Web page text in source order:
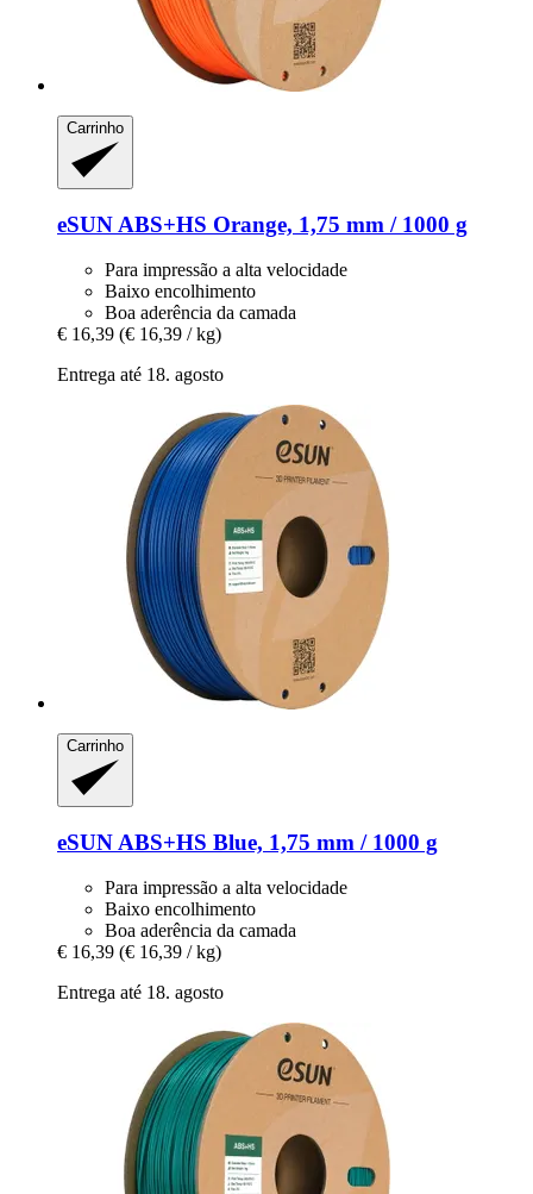
Carrinho
eSUN ABS+HS Orange, 1,75 mm / 1000 g
Para impressão a alta velocidade
Baixo encolhimento
Boa aderência da camada
€ 16,39 (€ 16,39 / kg)
Entrega até 18. agosto
Carrinho
eSUN ABS+HS Blue, 1,75 mm / 1000 g
Para impressão a alta velocidade
Baixo encolhimento
Boa aderência da camada
€ 16,39 (€ 16,39 / kg)
Entrega até 18. agosto